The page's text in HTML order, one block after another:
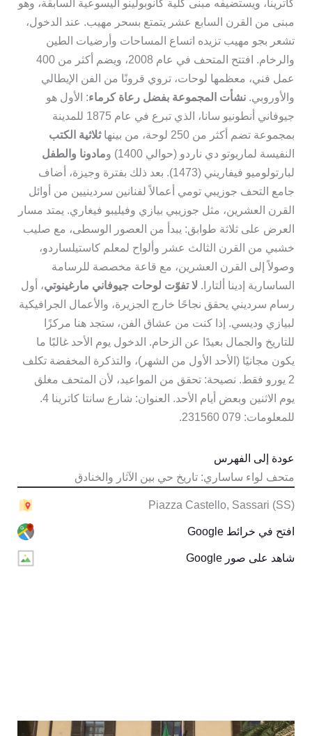
كاترينا، ويستضيفه مبنى كلية كانوبولينو اليسوعية السابقة، وهو
مبنى من القرن السابع عشر يتمتع بسحر مهيب. عند الدخول،
تشعر بجو مهيب تزيده اتساع المساحات وأرضيات الطين
والرخام. افتتح المتحف في عام 2008، ويضم أكثر من 400
عمل فني، معظمها لوحات، تروي قرونًا من الفن الإيطالي
والأوروبي.نشأت المجموعة بفضل رعاة كرماء: الأول هو
جيوفاني أنطونيو سانا، الذي تبرع في عام 1875 للمدينة
بمجموعة تضم أكثر من 250 لوحة، من بينها
ثلاثية الكتب
النفيسة لماريوتو دي ناردو (حوالي 1400) و
مادونا والطفل
لبارتولوميو فيفاريني (1473). بعد ذلك بفترة وجيزة، أضاف
جامع التحف جوزيبي تومي أعمالاً لفنانين سردينيين من أوائل
القرن العشرين، مثل جوزيبي بيازي وفيليبو فيغاري. يمتد مسار
العرض على ثلاثة طوابق: يبدأ من العصور الوسطى، مع صليب
خشبي من القرن الثالث عشر وألواح لمعلم كاستيلساردو،
وصولاً إلى القرن العشرين، مع قاعة مخصصة للرسامة
الساسارية إدينا ألتارا.لا تفوّت لوحات جيوفاني مارغينوتي ، أول
رسام سرديني يحقق نجاحًا خارج الجزيرة، والأعمال الجرافيكية
لبيازي وديسي. إذا كنت من عشاق الفن، ستجد هنا مركزًا
للتاريخ والجمال بعيدًا عن الزحام. الدخول يوم الأحد غالبًا ما
يكون مجانيًا (الأحد الأول من الشهر)، والتذكرة المخفضة تكلف
2 يورو فقط. نصيحة: تحقق من المواعيد، لأن المتحف مغلق
يوم الاثنين وبعض أيام الأحد. العنوان: شارع سانتا كاترينا 4.
للمعلومات: 079 231560.
متحف لواء ساساري: تاريخ حي بين الآثار والخنادق
عودة إلى الفهرس
Piazza Castello, Sassari (SS)
افتح في خرائط Google
شاهد على صور Google